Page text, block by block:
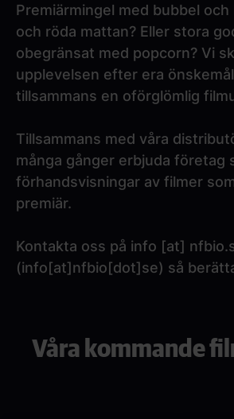
Premiärmingel med bubbel
och röda mattan? Eller stora
obegränsat med popcorn? Vi
upplevelsen efter era
tillsammans en oförglömlig
Tillsammans med våra
många gånger erbjuda företag
förhandsvisningar av filmer
premiär.
Kontakta oss på info [at]
(info[at]nfbio[dot]se) så
Våra kommande